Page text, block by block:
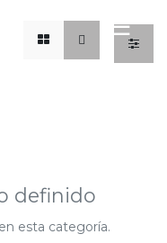
definido
esta categoría.
☰x